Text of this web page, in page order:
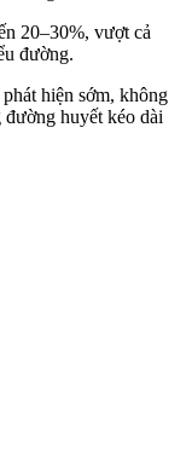
20–30%, vượt cả
đường.
hiện sớm, không
đường huyết kéo dài